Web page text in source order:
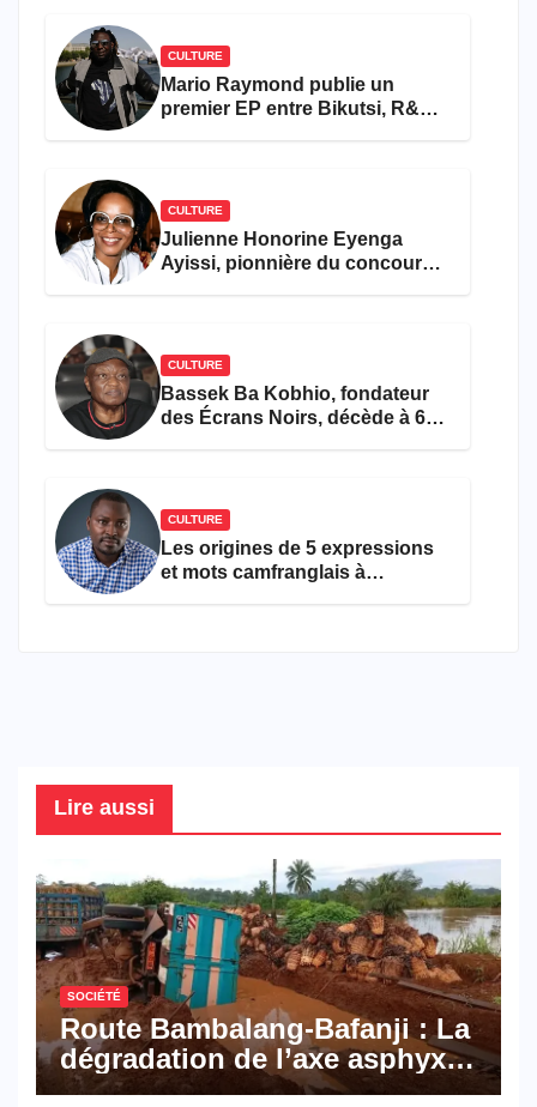
CULTURE
Mario Raymond publie un
premier EP entre Bikutsi, R&B
CULTURE
Julienne Honorine Eyenga
Ayissi, pionnière du concours
CULTURE
Bassek Ba Kobhio, fondateur
des Écrans Noirs, décède à 69
CULTURE
Les origines de 5 expressions
et mots camfranglais à
Lire aussi
SOCIÉTÉ
Route Bambalang-Bafanji : La
dégradation de l’axe asphyxie
les activités économiques